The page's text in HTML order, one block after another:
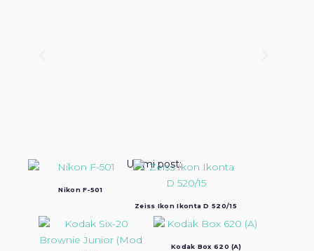
Ultimi post:
Nikon F-501
Zeiss Ikon Ikonta D 520/15
Kodak Box 620 (A)